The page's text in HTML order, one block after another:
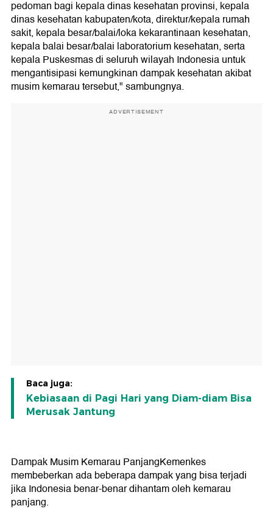
pedoman bagi kepala dinas kesehatan provinsi, kepala
dinas kesehatan kabupaten/kota, direktur/kepala rumah
sakit, kepala besar/balai/loka kekarantinaan kesehatan,
kepala balai besar/balai laboratorium kesehatan, serta
kepala Puskesmas di seluruh wilayah Indonesia untuk
mengantisipasi kemungkinan dampak kesehatan akibat
musim kemarau tersebut," sambungnya.
ADVERTISEMENT
Baca juga:
Kebiasaan di Pagi Hari yang Diam-diam Bisa
Merusak Jantung
Dampak Musim Kemarau PanjangKemenkes
membeberkan ada beberapa dampak yang bisa terjadi
jika Indonesia benar-benar dihantam oleh kemarau
panjang.